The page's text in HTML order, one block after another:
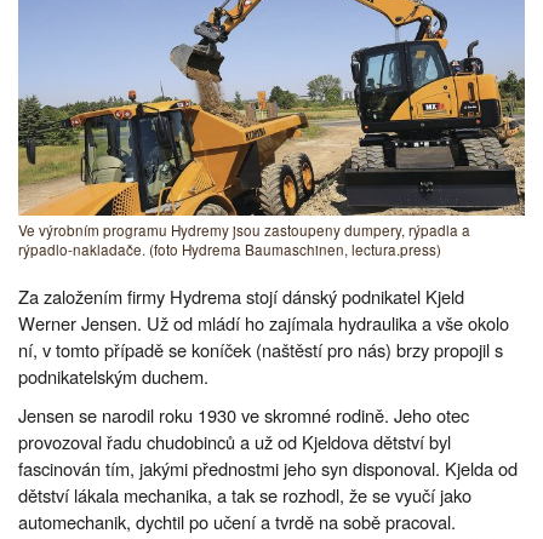
Ve výrobním programu Hydremy jsou zastoupeny dumpery, rýpadla a
rýpadlo-nakladače. (foto Hydrema Baumaschinen, lectura.press)
Za založením firmy Hydrema stojí dánský podnikatel Kjeld
Werner Jensen. Už od mládí ho zajímala hydraulika a vše okolo
ní, v tomto případě se koníček (naštěstí pro nás) brzy propojil s
podnikatelským duchem.
Jensen se narodil roku 1930 ve skromné rodině. Jeho otec
provozoval řadu chudobinců a už od Kjeldova dětství byl
fascinován tím, jakými přednostmi jeho syn disponoval. Kjelda od
dětství lákala mechanika, a tak se rozhodl, že se vyučí jako
automechanik, dychtil po učení a tvrdě na sobě pracoval.